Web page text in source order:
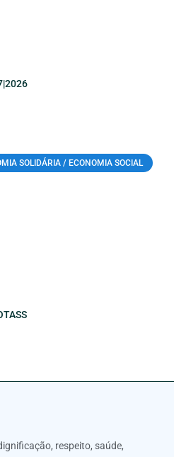
SOLIDÁRIA / ECONOMIA SOCIAL
respeito, saúde,